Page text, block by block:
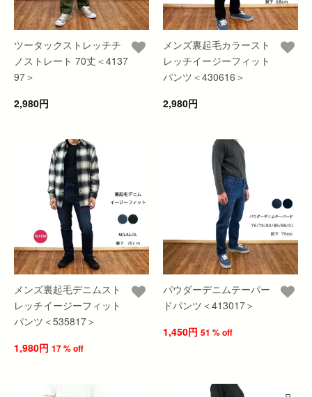
ツータックストレッチチ
ノストレート 70丈＜4137
97＞
2,980円
メンズ裏起毛カラースト
レッチイージーフィット
パンツ＜430616＞
2,980円
メンズ裏起毛デニムスト
レッチイージーフィット
パンツ＜535817＞
1,980円 17 % off
パウダーデニムテーパー
ドパンツ＜413017＞
1,450円 51 % off